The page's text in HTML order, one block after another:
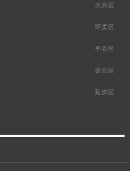
大兴区
怀柔区
平谷区
密云区
延庆区